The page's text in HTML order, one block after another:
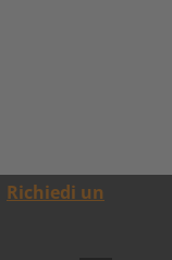
Richiedi un